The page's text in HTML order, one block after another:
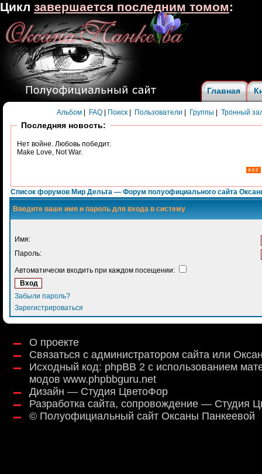
Главная
Альбом FAQ Поиск Пользователи Группы Тронный
Последняя новость:
Нет войне. Любовь победит.
Make Love, Not War.
Список форумов Мир Дельта — Форум полуофициального сайта
Введите ваше имя и пароль для входа в систему
Имя:
Пароль:
Автоматически входить при каждом посещении:
Забыли пароль?
Зарегистрироваться
О проекте
Связаться с администратором сайта или
Исходный код: phpBB 2 с использованием
модов www.phpbbguru.net
Дизайн — Студия ЦветоФор
Разработка сайта, сопровождение — Студия
© Полуофициальный сайт Оксаны Панкеевой
Цикл завершается последним томом: